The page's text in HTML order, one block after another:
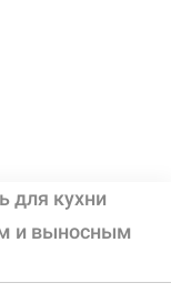
для кухни
и выносным